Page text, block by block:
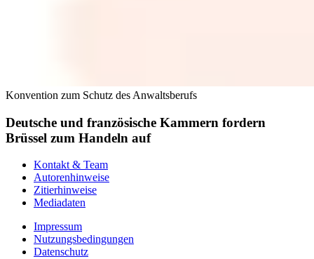
Konvention zum Schutz des Anwaltsberufs
Deutsche und französische Kammern fordern
Brüssel zum Handeln auf
Kontakt & Team
Autorenhinweise
Zitierhinweise
Mediadaten
Impressum
Nutzungsbedingungen
Datenschutz